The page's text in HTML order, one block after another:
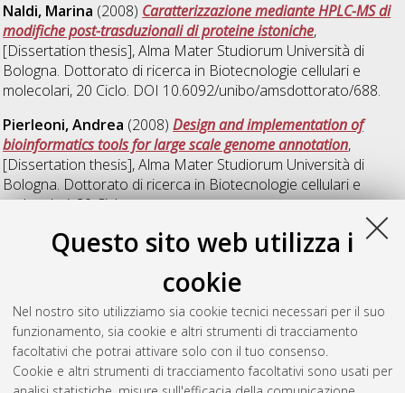
Questo sito web utilizza i
cookie
Nel nostro sito utilizziamo sia cookie tecnici necessari per il suo
funzionamento, sia cookie e altri strumenti di tracciamento
facoltativi che potrai attivare solo con il tuo consenso.
Cookie e altri strumenti di tracciamento facoltativi sono usati per
Naldi, Marina (2008) Caratterizzazione mediante HPLC-MS di
modifiche post-trasduzionali di proteine istoniche,
[Dissertation thesis], Alma Mater Studiorum Università di
Bologna. Dottorato di ricerca in Biotecnologie cellulari e
molecolari, 20 Ciclo. DOI 10.6092/unibo/amsdottorato/688.
Pierleoni, Andrea (2008)Design and implementation of
bioinformatics tools for large scale genome annotation,
[Dissertation thesis], Alma Mater Studiorum Università di
Bologna. Dottorato di ricerca in Biotecnologie cellulari e
molecolari, 20 Ciclo.
Purgato, Stefania(2008)Inibizione selettiva del gene MYCN
mediante PNA (acidi peptido nucleici) anti-gene nel
rabdomiosarcoma umano, [Dissertation thesis], Alma Mater
Studiorum Università di Bologna. Dottorato di ricerca in
Biotecnologie cellulari e molecolari, 20 Ciclo. DOI
10.6092/unibo/amsdottorato/690.
Questa lista e' stata generata il Thu Aug 6 20:42:50 2026